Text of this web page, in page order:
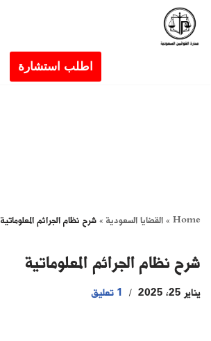
تخطى
اطلب استشارة
Home
»القضايا السعودية »شرح نظام الجرائم المعلوماتية
شرح نظام الجرائم المعلوماتية
يناير 25, 2025 1 تعليق